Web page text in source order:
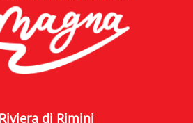
di Rimini